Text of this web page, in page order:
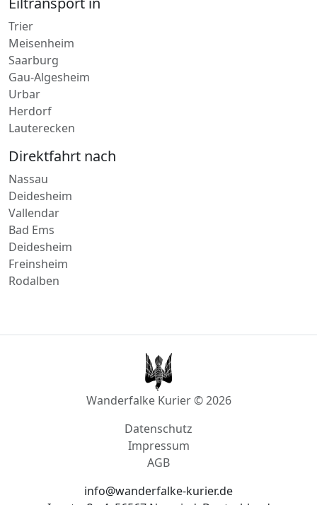
Trier
Meisenheim
Saarburg
Gau-Algesheim
Urbar
Herdorf
Lauterecken
Direktfahrt nach
Nassau
Deidesheim
Vallendar
Bad Ems
Deidesheim
Freinsheim
Rodalben
Wanderfalke Kurier © 2026
Impressum
AGB
Innstraße 4, 56567 Neuwied, Deutschland